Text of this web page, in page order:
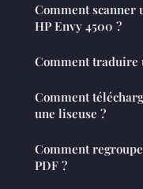
Comment scanner
HP Envy 4500 ?
Comment traduire
Comment
une liseuse ?
Comment
PDF ?